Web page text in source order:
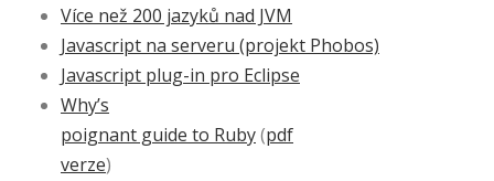
Více než 200 jazyků nad JVM
Javascript na serveru (projekt Phobos)
Javascript plug-in pro Eclipse
Why’s
poignant guide to Ruby(pdf
verze)